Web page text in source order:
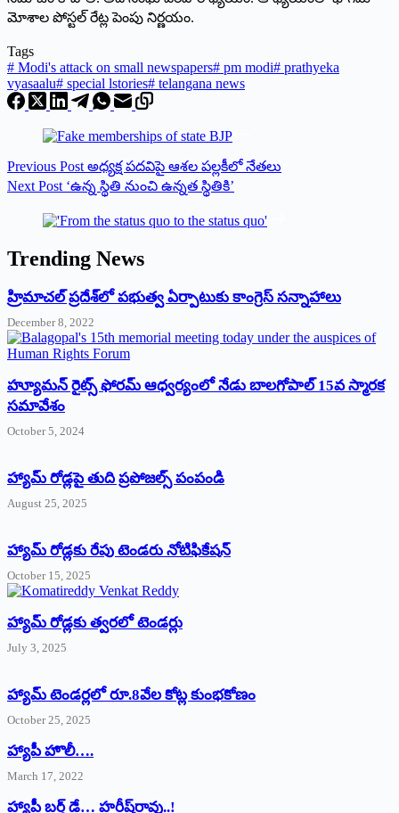
మోశాల పోస్టల్‌ ‌రేట్ల పెంపు నిర్ణయం.
Tags
# Modi's attack on small newspapers# pm modi# prathyeka
vyasaalu# special lstories# telangana news
Previous Post అధ్యక్ష పదవిపై ఆశ‌ల ప‌ల్ల‌కీలో నేత‌లు
Next Post ‘ఉన్న స్థితి నుంచి ఉన్నత స్థితికి’
Trending News
‌హ్రిమాచల్‌ ‌ప్రదేశ్‌లో పభుత్వ ఏర్పాటుకు కాంగ్రెస్‌ ‌సన్నాహాలు
December 8, 2022
హ్యూమన్‌ రైట్స్‌ ఫోరమ్‌ ఆధ్వర్యంలో నేడు బాలగోపాల్‌ 15వ స్మారక
సమావేశం
October 5, 2024
హ్యామ్‌ రోడ్లపై తుది ప్రపోజల్స్‌ పంపండి
August 25, 2025
హ్యామ్‌ రోడ్లకు రేపు టెండరు నోటిఫికేషన్‌
October 15, 2025
హ్యామ్‌ రోడ్లకు త్వరలో టెండర్లు
July 3, 2025
హ్యామ్‌ ‌టెండర్లలో రూ.8వేల కోట్ల కుంభకోణం
October 25, 2025
హ్యాపీ హొలీ….
March 17, 2022
హ్యాపీ బర్త్ ‌డే… హరీష్‌రావు..!